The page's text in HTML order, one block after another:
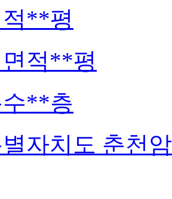
**평
적**평
**층
자치도 춘천